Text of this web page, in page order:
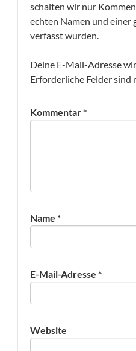
schalten wir nur
echten Namen und einer
verfasst wurden.
Deine E-Mail-Adresse
Erforderliche Felder sind
Kommentar*
Name *
E-Mail-Adresse *
Website